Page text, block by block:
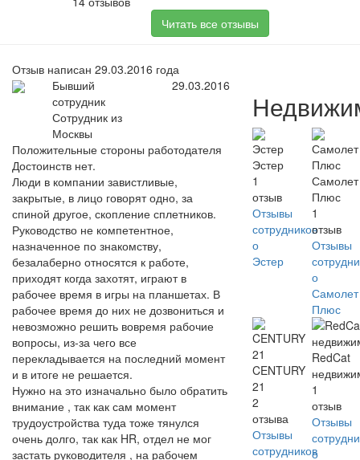
Читать все отзывы
Отзыв написан 29.03.2016 года
Бывший
сотрудник
Сотрудник из
Москвы
29.03.2016
Положительные стороны работодателя
Достоинств нет.
Люди в компании завистливые,
закрытые, в лицо говорят одно, за
спиной другое, скопление сплетников.
Руководство не компетентное,
назначенное по знакомству,
безалаберно относятся к работе,
приходят когда захотят, играют в
рабочее время в игры на планшетах. В
рабочее время до них не дозвониться и
невозможно решить вовремя рабочие
вопросы, из-за чего все
перекладывается на последний момент
и в итоге не решается.
Нужно на это изначально было обратить
внимание , так как сам момент
трудоустройства туда тоже тянулся
очень долго, так как HR, отдел не мог
застать руководителя , на рабочем
Эстер
1
отзыв
Отзывы
сотрудников
о
Эстер
Самолет
Плюс
1
отзыв
Отзывы
о
Самолет
Плюс
CENTURY
21
2
отзыва
Отзывы
сотрудников
RedCat
1
отзыв
Отзывы
о